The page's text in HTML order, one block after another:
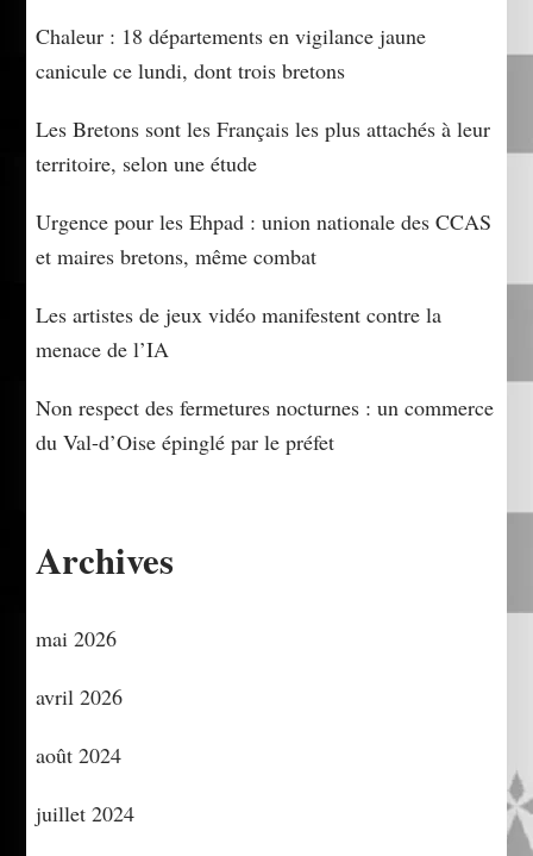
Chaleur : 18 départements en vigilance jaune
canicule ce lundi, dont trois bretons
Les Bretons sont les Français les plus attachés à leur
territoire, selon une étude
Urgence pour les Ehpad : union nationale des CCAS
et maires bretons, même combat
Les artistes de jeux vidéo manifestent contre la
menace de l’IA
Non respect des fermetures nocturnes : un commerce
du Val-d’Oise épinglé par le préfet
Archives
mai 2026
avril 2026
août 2024
juillet 2024